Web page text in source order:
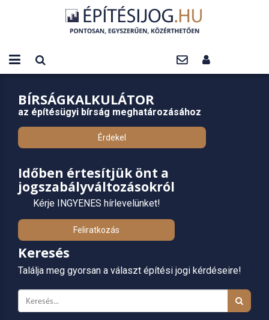
BÍRSÁGKALKULÁTOR
az építésügyi bírság meghatározásához
Érdekel
Időben értesítjük önt a
jogszabályváltozásokról
Kérje INGYENES hírlevelünket!
Feliratkozás
Keresés
Találja meg gyorsan a választ építési jogi kérdéseire!